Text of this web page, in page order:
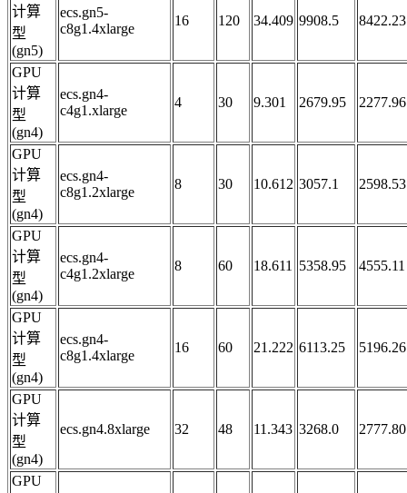
计算
型
(gn5)
ecs.gn5-
c8g1.4xlarge
16 120 34.409 9908.5 8422.23
GPU
计算
型
(gn4)
ecs.gn4-
c4g1.xlarge
4 30 9.301 2679.95 2277.96
GPU
计算
型
(gn4)
ecs.gn4-
c8g1.2xlarge
8 30 10.612 3057.1 2598.53
GPU
计算
型
(gn4)
ecs.gn4-
c4g1.2xlarge
8 60 18.611 5358.95 4555.11
GPU
计算
型
(gn4)
ecs.gn4-
c8g1.4xlarge
16 60 21.222 6113.25 5196.26
GPU
计算
型
(gn4)
ecs.gn4.8xlarge 32 48 11.343 3268.0 2777.80
GPU